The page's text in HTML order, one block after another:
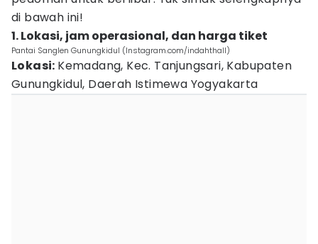
di bawah ini!
1. Lokasi, jam operasional, dan harga tiket
Pantai Sanglen Gunungkidul (Instagram.com/indahthall)
Lokasi: Kemadang, Kec. Tanjungsari, Kabupaten
Gunungkidul, Daerah Istimewa Yogyakarta